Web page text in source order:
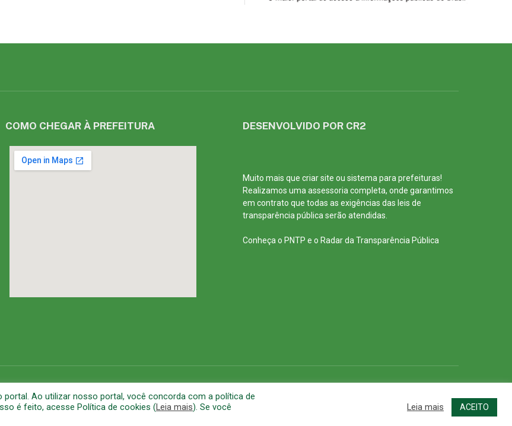
COMO CHEGAR À PREFEITURA DESENVOLVIDO POR CR2
Muito mais que criar site ou sistema para prefeituras!
Realizamos uma assessoria completa, onde garantimos
em contrato que todas as exigências das leis de
transparência pública serão atendidas.
Conheça o PNTP e o Radar da Transparência Pública
Ao utilizar nosso portal, você concorda com a política de
é feito, acesse Política de cookies (Leia mais). Se você
Leia mais ACEITO